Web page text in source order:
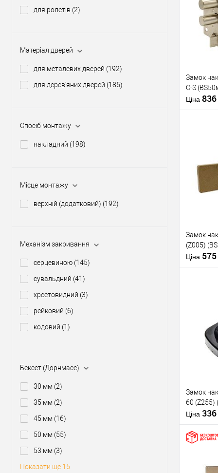
для ролетів (2)
Матеріал дверей
для металевих дверей (192)
для дерев'яних дверей (185)
Спосіб монтажу
накладний (198)
Місце монтажу
верхній (додатковий) (192)
Механізм закривання
серцевиною (145)
сувальдний (41)
хрестовидний (3)
рейковий (6)
кодовий (1)
Бексет (Дорнмасс)
30 мм (2)
35 мм (2)
45 мм (16)
50 мм (55)
53 мм (3)
Показати ще 15
У
Тип ключа
Замок
C-S
Ціна 836
Купити
У
Тип ключа
Матеріал
Країна
Замок
(Z005)
Ціна 575
У
Тип ключа
Матеріал
Країна
Замок
60 (Z255)
Ціна 336